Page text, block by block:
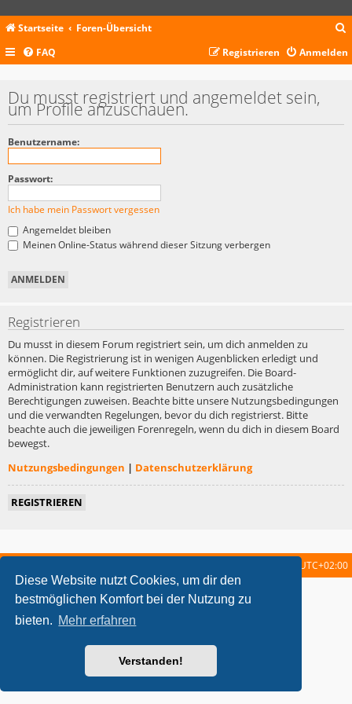
Diese Website nutzt Cookies, um dir den
bestmöglichen Komfort bei der Nutzung zu
bieten. Mehr erfahren
Verstanden!
Startseite Foren-Übersicht
c
FAQ Anmelden
Registrieren
Du musst registriert und angemeldet sein,
um Profile anzuschauen.
Benutzername:
Passwort:
Ich habe mein Passwort vergessen
Angemeldet bleiben
Meinen Online-Status während dieser Sitzung verbergen
Registrieren
Du musst in diesem Forum registriert sein, um dich anmelden zu
können. Die Registrierung ist in wenigen Augenblicken erledigt und
ermöglicht dir, auf weitere Funktionen zuzugreifen. Die Board-
Administration kann registrierten Benutzern auch zusätzliche
Berechtigungen zuweisen. Beachte bitte unsere Nutzungsbedingungen
und die verwandten Regelungen, bevor du dich registrierst. Bitte
beachte auch die jeweiligen Forenregeln, wenn du dich in diesem Board
bewegst.
Nutzungsbedingungen | Datenschutzerklärung
REGISTRIEREN
UTC+02:00
metrolike style by Eric Seguin Updated for phpBB3.2 by
Powered byphpBB ® Forum Software © phpBB Limited
Deutsche Übersetzung durch